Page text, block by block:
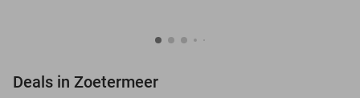
Deals in Zoetermeer